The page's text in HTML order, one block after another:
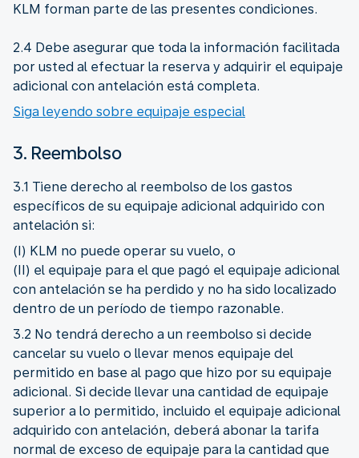
KLM forman parte de las presentes condiciones.
2.4 Debe asegurar que toda la información facilitada
por usted al efectuar la reserva y adquirir el equipaje
adicional con antelación está completa.
Siga leyendo sobre equipaje especial
3. Reembolso
3.1 Tiene derecho al reembolso de los gastos
específicos de su equipaje adicional adquirido con
antelación si:
(I) KLM no puede operar su vuelo, o
(II) el equipaje para el que pagó el equipaje adicional
con antelación se ha perdido y no ha sido localizado
dentro de un período de tiempo razonable.
3.2 No tendrá derecho a un reembolso si decide
cancelar su vuelo o llevar menos equipaje del
permitido en base al pago que hizo por su equipaje
adicional. Si decide llevar una cantidad de equipaje
superior a lo permitido, incluido el equipaje adicional
adquirido con antelación, deberá abonar la tarifa
normal de exceso de equipaje para la cantidad que